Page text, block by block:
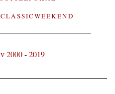
CLASSICWEEKEND
2000 - 2019